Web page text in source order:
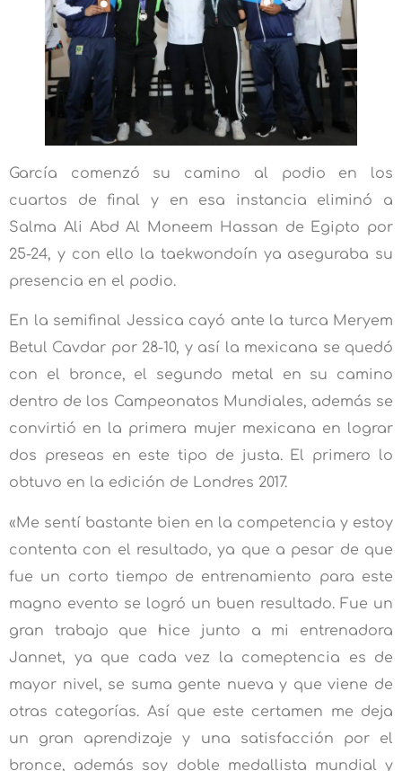
García comenzó su camino al podio en los
cuartos de final y en esa instancia eliminó a
Salma Ali Abd Al Moneem Hassan de Egipto por
25-24, y con ello la taekwondoín ya aseguraba su
presencia en el podio.
En la semifinal Jessica cayó ante la turca Meryem
Betul Cavdar por 28-10, y así la mexicana se quedó
con el bronce, el segundo metal en su camino
dentro de los Campeonatos Mundiales, además se
convirtió en la primera mujer mexicana en lograr
dos preseas en este tipo de justa. El primero lo
obtuvo en la edición de Londres 2017.
«Me sentí bastante bien en la competencia y estoy
contenta con el resultado, ya que a pesar de que
fue un corto tiempo de entrenamiento para este
magno evento se logró un buen resultado. Fue un
gran trabajo que hice junto a mi entrenadora
Jannet, ya que cada vez la comeptencia es de
mayor nivel, se suma gente nueva y que viene de
otras categorías. Así que este certamen me deja
un gran aprendizaje y una satisfacción por el
bronce, además soy doble medallista mundial y